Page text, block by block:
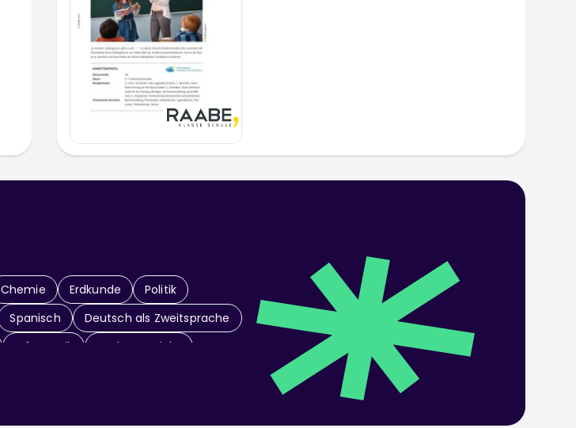
Chemie Erdkunde
Politik
Spanisch
Deutsch als Zweitsprache
Informatik
Sachunterricht